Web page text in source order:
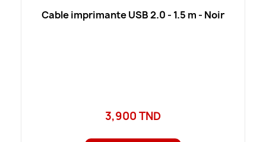
Cable imprimante USB 2.0 - 1.5 m - Noir
3,900 TND